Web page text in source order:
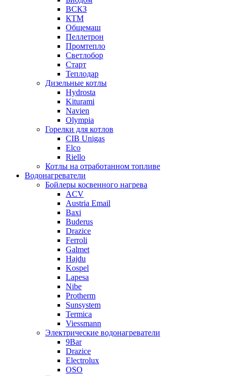
ВСКЗ
КТМ
Общемаш
Пеллетрон
Промтепло
Светлобор
Старт
Теплодар
Дизельные котлы
Hydrosta
Kiturami
Navien
Olympia
Горелки для котлов
CIB Unigas
Elco
Riello
Котлы на отработанном топливе
Водонагреватели
Бойлеры косвенного нагрева
ACV
Austria Email
Baxi
Buderus
Drazice
Ferroli
Galmet
Hajdu
Kospel
Lapesa
Nibe
Protherm
Sunsystem
Termica
Viessmann
Электрические водонагреватели
9Bar
Drazice
Electrolux
OSO